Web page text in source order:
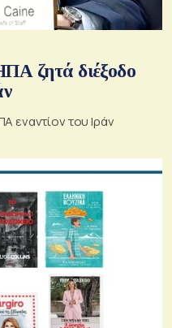
ζητά διέξοδο
εναντίον του Ιράν